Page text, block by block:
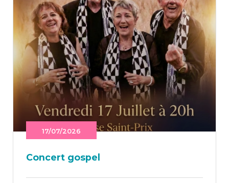
17/07/2026
Concert gos­pel